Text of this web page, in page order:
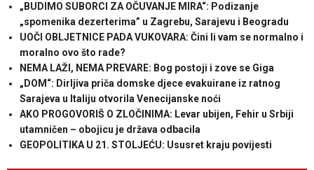
„BUDIMO SUBORCI ZA OČUVANJE MIRA“: Podizanje
„spomenika dezerterima” u Zagrebu, Sarajevu i Beogradu
UOČI OBLJETNICE PADA VUKOVARA: Čini li vam se normalno i
moralno ovo što rade?
NEMA LAŽI, NEMA PREVARE: Bog postoji i zove se Giga
„DOM“: Dirljiva priča domske djece evakuirane iz ratnog
Sarajeva u Italiju otvorila Venecijanske noći
AKO PROGOVORIŠ O ZLOČINIMA: Levar ubijen, Fehir u Srbiji
utamničen – obojicu je država odbacila
GEOPOLITIKA U 21. STOLJEĆU: Ususret kraju povijesti